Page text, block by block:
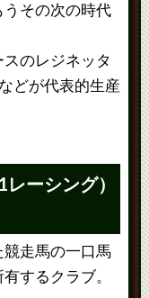
うその次の時代
のレジネッタ
どが代表的生産
ーシング）
走馬の一口馬
するクラブ。